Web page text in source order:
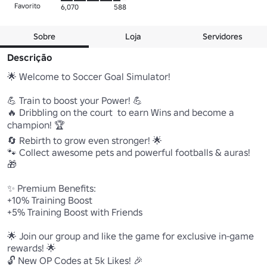
Favorito 6,070 588
Sobre Loja Servidores
Descrição
🌟 Welcome to Soccer Goal Simulator!
💪 Train to boost your Power! 💪
🔥 Dribbling on the court  to earn Wins and become a
champion! 🏆
🔄 Rebirth to grow even stronger! 🌟
🐾 Collect awesome pets and powerful footballs & auras!
🎁
✨ Premium Benefits:
+10% Training Boost
+5% Training Boost with Friends
🌟 Join our group and like the game for exclusive in-game
rewards! 🌟
🔓 New OP Codes at 5k Likes! 🎉